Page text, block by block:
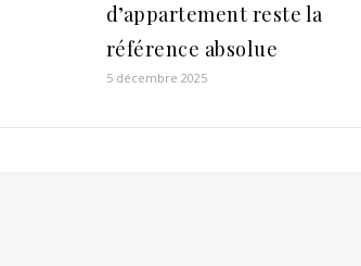
d’appartement reste la
référence absolue
5 décembre 2025